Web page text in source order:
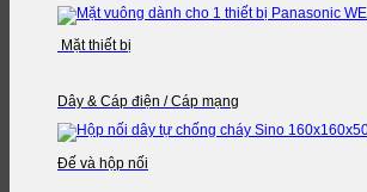
Mặt thiết bị
Dây & Cáp điện / Cáp mạng
Đế và hộp nối